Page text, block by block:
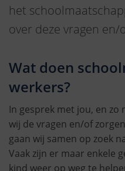
het
over deze vragen en/
Wat doen
werkers?
In gesprek met jou, en zo
wij de vragen en/of
gaan wij samen op zoek
Vaak zijn er maar enkele
kind weer op weg te